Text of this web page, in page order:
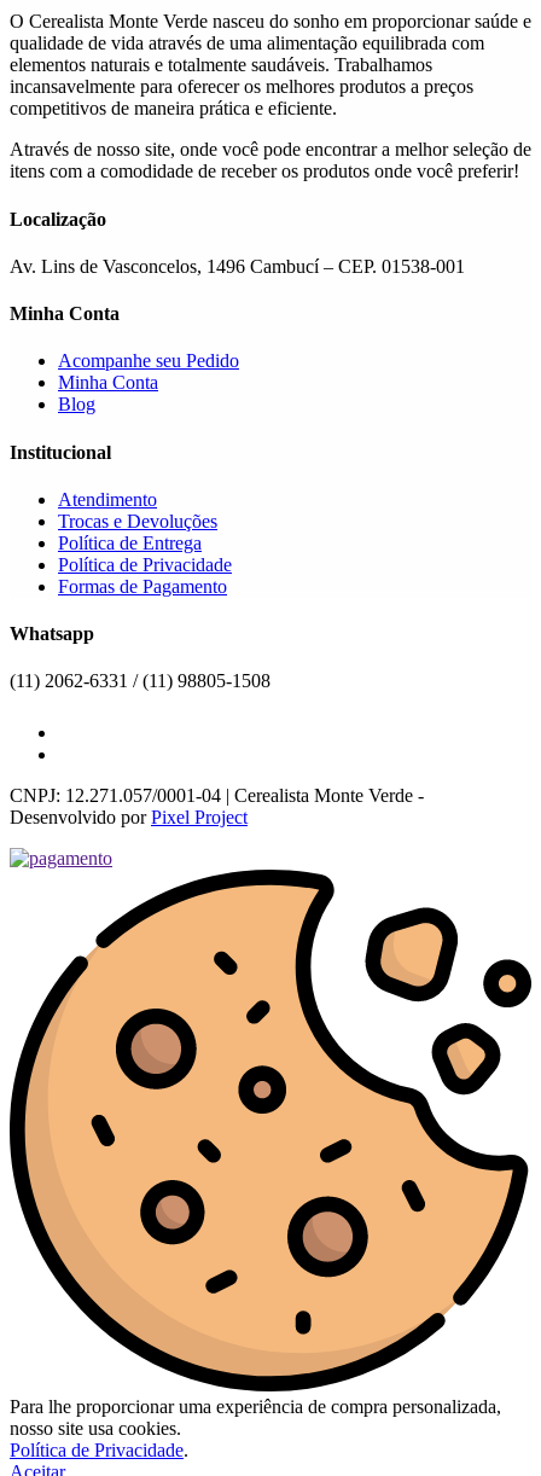
escolhidas
na
página
do
produto
O Cerealista Monte Verde nasceu do sonho em proporcionar saúde e
qualidade de vida através de uma alimentação equilibrada com
elementos naturais e totalmente saudáveis. Trabalhamos
incansavelmente para oferecer os melhores produtos a preços
competitivos de maneira prática e eficiente.
Através de nosso site, onde você pode encontrar a melhor seleção de
itens com a comodidade de receber os produtos onde você preferir!
Localização
Av. Lins de Vasconcelos, 1496 Cambucí – CEP. 01538-001
Minha Conta
Acompanhe seu Pedido
Minha Conta
Blog
Institucional
Atendimento
Trocas e Devoluções
Política de Entrega
Política de Privacidade
Formas de Pagamento
Whatsapp
(11) 2062-6331 / (11) 98805-1508
CNPJ: 12.271.057/0001-04 | Cerealista Monte Verde -
Desenvolvido porPixel Project
Para lhe proporcionar uma experiência de compra personalizada,
nosso site usa cookies.
Política de Privacidade.